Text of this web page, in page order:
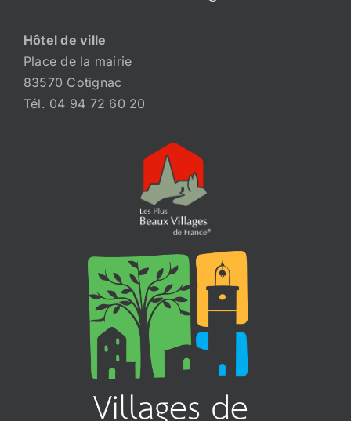
Hôtel de ville
Place de la mairie
83570 Cotignac
Tél. 04 94 72 60 20